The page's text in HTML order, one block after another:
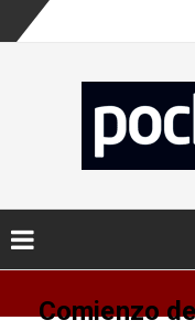
Comienzo